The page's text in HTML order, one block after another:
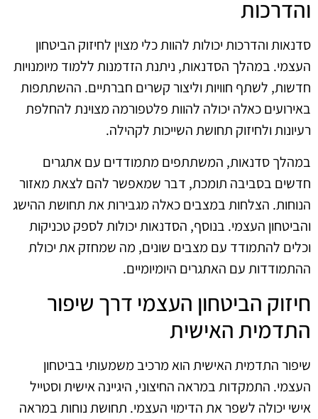
והדרכות
סדנאות והדרכות יכולות להוות כלי מצוין לחיזוק הביטחון
העצמי. במהלך הסדנאות, ניתנת הזדמנות ללמוד מיומנויות
חדשות, לשתף חוויות וליצור קשרים חברתיים. ההשתתפות
באירועים כאלה יכולה להוות פלטפורמה מצוינת להחלפת
רעיונות ולחיזוק תחושת השייכות לקהילה.
במהלך סדנאות, המשתתפים מתמודדים עם אתגרים
חדשים בסביבה תומכת, דבר שמאפשר להם לצאת מאזור
הנוחות. הצלחות במצבים כאלה מגבירות את תחושת ההישג
והביטחון העצמי. בנוסף, הסדנאות יכולות לספק טכניקות
וכלים להתמודד עם מצבים שונים, מה שמחזק את יכולת
ההתמודדות עם האתגרים היומיומיים.
חיזוק הביטחון העצמי דרך שיפור
התדמית האישית
שיפור התדמית האישית הוא מרכיב משמעותי בביטחון
העצמי. התמקדות במראה החיצוני, היגיינה אישית וסטייל
אישי יכולה לשפר את הדימוי העצמי. תחושת נוחות במראה